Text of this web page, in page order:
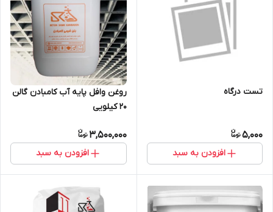
تست درگاه
5,000
افزودن به سبد
روغن وافل پایه آب کامبادن گالن
20 کیلویی
3,500,000
افزودن به سبد